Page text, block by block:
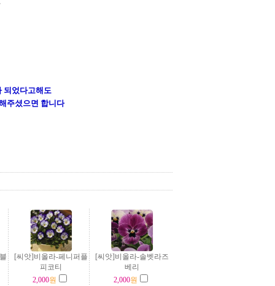
되었다고해도
주셨으면 합니다
[씨앗]비올라-페니퍼플
피코티
[씨앗]비올라-솔벳라즈
베리
2,000원 2,000원